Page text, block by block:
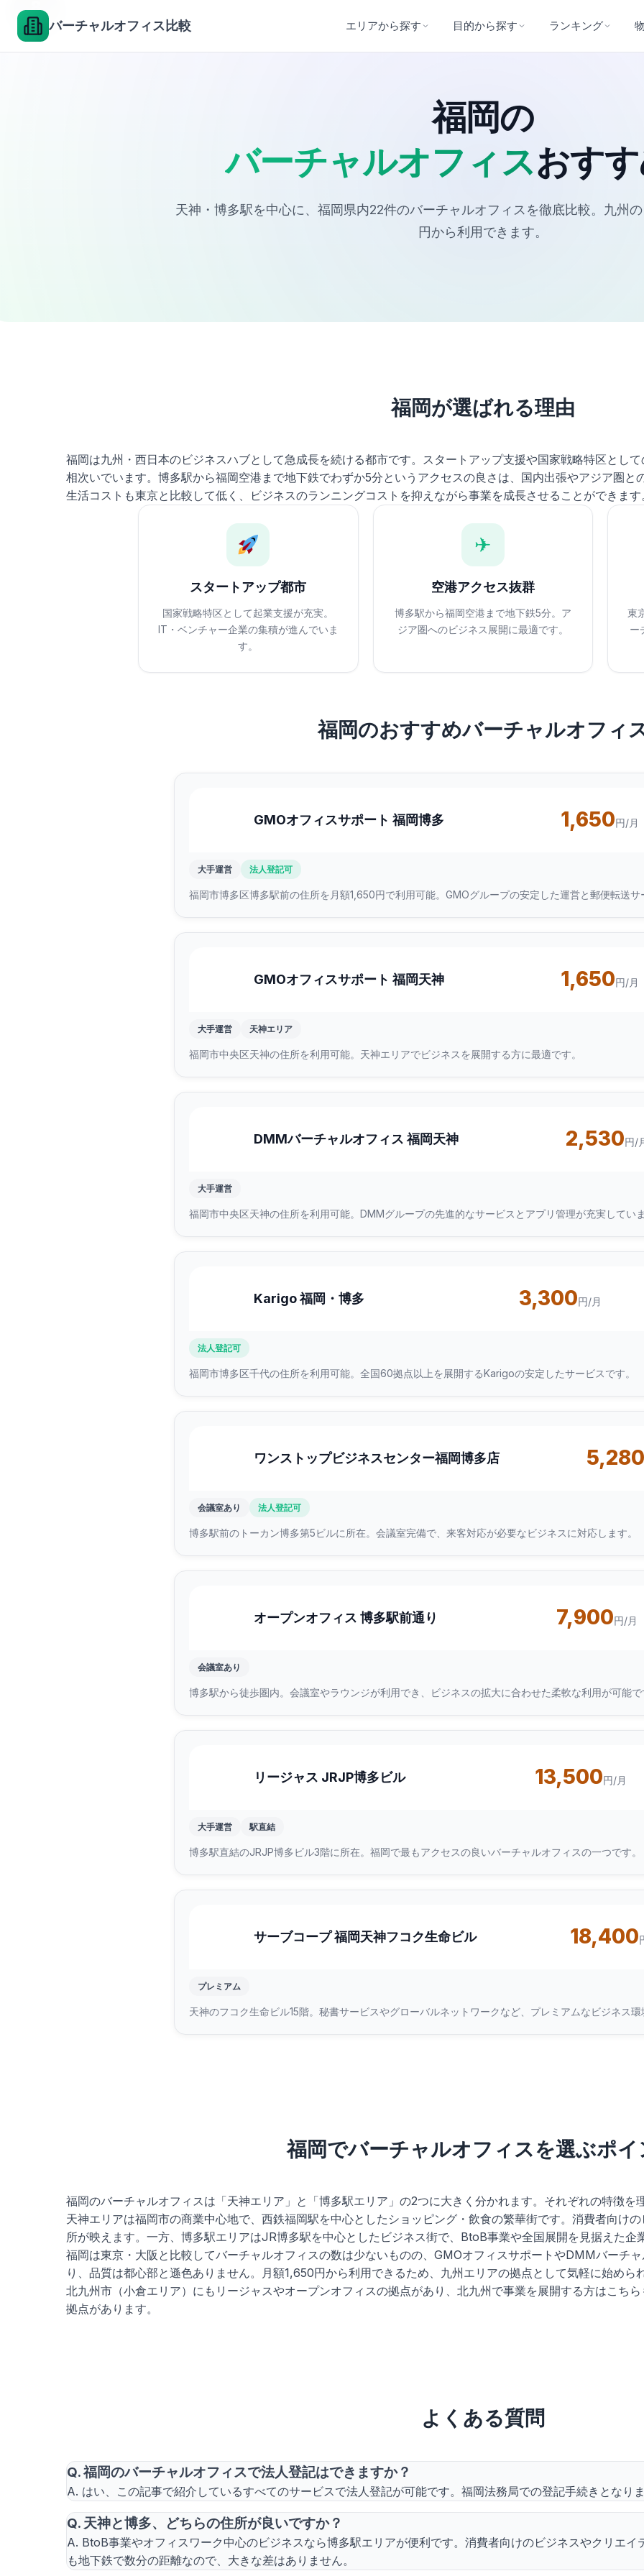
バーチャルオフィス比較 エリアから探す 目的から探す ランキング
福岡の
バーチャルオフィスおす
天神・博多駅を中心に、福岡県内22件のバーチャルオフィスを徹底比較。九州
円から利用できます。
福岡が選ばれる理由
福岡は九州・西日本のビジネスハブとして急成長を続ける都市です。スタートアップ支援や国家戦略特区とし
相次いでいます。博多駅から福岡空港まで地下鉄でわずか5分というアクセスの良さは、国内出張やアジア圏
生活コストも東京と比較して低く、ビジネスのランニングコストを抑えながら事業を成長させることができます
スタートアップ都市
国家戦略特区として起業支援が充実。
IT・ベンチャー企業の集積が進んでいま
す。
✈
空港アクセス抜群
博多駅から福岡空港まで地下鉄5分。ア
ジア圏へのビジネス展開に最適です。
東
ー
福岡のおすすめバーチャルオフィ
1
GMOオフィスサポート 福岡博多 1,650円/月
大手運営 法人登記可
福岡市博多区博多駅前の住所を月額1,650円で利用可能。GMOグループの安定した運営と郵便転送
2
GMOオフィスサポート 福岡天神 1,650円/月
大手運営 天神エリア
福岡市中央区天神の住所を利用可能。天神エリアでビジネスを展開する方に最適です。
3
DMMバーチャルオフィス 福岡天神 2,530円/
大手運営
福岡市中央区天神の住所を利用可能。DMMグループの先進的なサービスとアプリ管理が充実してい
4
Karigo 福岡・博多 3,300円/月
法人登記可
福岡市博多区千代の住所を利用可能。全国60拠点以上を展開するKarigoの安定したサービスです。
5
ワンストップビジネスセンター福岡博多店 5,280
会議室あり 法人登記可
博多駅前のトーカン博多第5ビルに所在。会議室完備で、来客対応が必要なビジネスに対応します。
6
オープンオフィス 博多駅前通り 7,900円/月
会議室あり
博多駅から徒歩圏内。会議室やラウンジが利用でき、ビジネスの拡大に合わせた柔軟な利用が可能
7
リージャス JRJP博多ビル 13,500円/月
大手運営 駅直結
博多駅直結のJRJP博多ビル3階に所在。福岡で最もアクセスの良いバーチャルオフィスの一つです。
8
サーブコープ 福岡天神フコク生命ビル 18,400
プレミアム
天神のフコク生命ビル15階。秘書サービスやグローバルネットワークなど、プレミアムなビジネス
福岡でバーチャルオフィスを選ぶポイ
福岡のバーチャルオフィスは「天神エリア」と「博多駅エリア」の2つに大きく分かれます。それぞれの特徴を
天神エリアは福岡市の商業中心地で、西鉄福岡駅を中心としたショッピング・飲食の繁華街です。消費者向け
所が映えます。一方、博多駅エリアはJR博多駅を中心としたビジネス街で、BtoB事業や全国展開を見据えた企
福岡は東京・大阪と比較してバーチャルオフィスの数は少ないものの、GMOオフィスサポートやDMMバーチ
り、品質は都心部と遜色ありません。月額1,650円から利用できるため、九州エリアの拠点として気軽に始めら
北九州市（小倉エリア）にもリージャスやオープンオフィスの拠点があり、北九州で事業を展開する方はこち
拠点があります。
よくある質問
Q. 福岡のバーチャルオフィスで法人登記はできますか？
A. はい、この記事で紹介しているすべてのサービスで法人登記が可能です。福岡法務局での登記手続きとなり
Q. 天神と博多、どちらの住所が良いですか？
A. BtoB事業やオフィスワーク中心のビジネスなら博多駅エリアが便利です。消費者向けのビジネスやクリエ
も地下鉄で数分の距離なので、大きな差はありません。